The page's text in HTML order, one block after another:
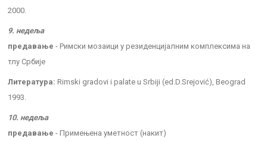
2000.
9. недеља
предавање - Римски мозаици у резиденцијалним комплексима на
тлу Србије
Литература: Rimski gradovi i palate u Srbiji (ed.D.Srejović), Beograd
1993.
10. недеља
предавање - Примењена уметност (накит)